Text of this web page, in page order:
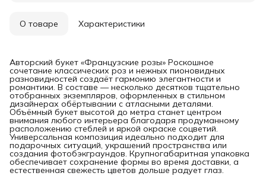
О товаре Характеристики
Авторский букет «Французские розы» Роскошное
сочетание классических роз и нежных пионовидных
разновидностей создаёт гармонию элегантности и
романтики. В составе — несколько десятков тщательно
отобранных экземпляров, оформленных в стильном
дизайнерах обёртывании с атласными деталями.
Объёмный букет высотой до метра станет центром
внимания любого интерьера благодаря продуманному
расположению стеблей и яркой окраске соцветий.
Универсальная композиция идеально подходит для
подарочных ситуаций, украшений пространства или
создания фотобэкграундов. Крупногабаритная упаковка
обеспечивает сохранение формы во время доставки, а
естественная свежесть цветов дольше радует глаз.